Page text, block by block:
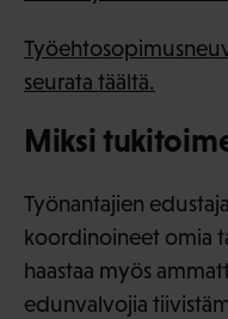
seurata täältä.
Miksi
Työnantajien
koordinoineet omia
haastaa myös
edunvalvojia